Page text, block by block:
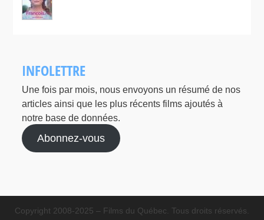
INFOLETTRE
Une fois par mois, nous envoyons un résumé de nos
articles ainsi que les plus récents films ajoutés à
notre base de données.
Abonnez-vous
Copyright 2008-2025 – Films du Québec. Tous droits réservés.